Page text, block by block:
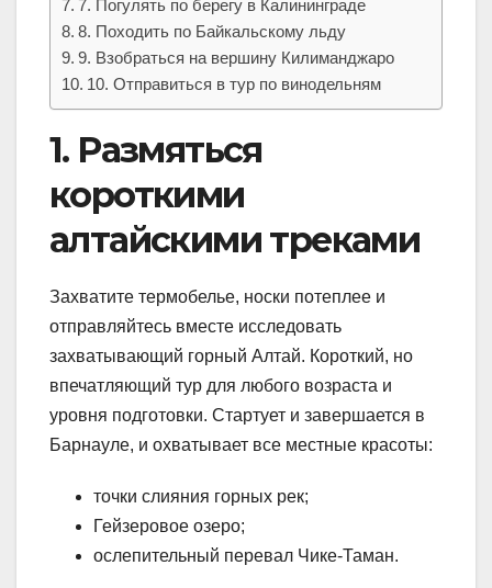
7. Погулять по берегу в Калининграде
8. Походить по Байкальскому льду
9. Взобраться на вершину Килиманджаро
10. Отправиться в тур по винодельням
1. Размяться
короткими
алтайскими треками
Захватите термобелье, носки потеплее и
отправляйтесь вместе исследовать
захватывающий горный Алтай. Короткий, но
впечатляющий тур для любого возраста и
уровня подготовки. Стартует и завершается в
Барнауле, и охватывает все местные красоты:
точки слияния горных рек;
Гейзеровое озеро;
ослепительный перевал Чике-Таман.